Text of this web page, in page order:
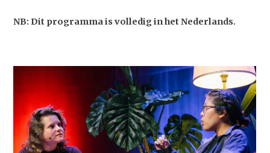
NB: Dit programma is volledig in het Nederlands.